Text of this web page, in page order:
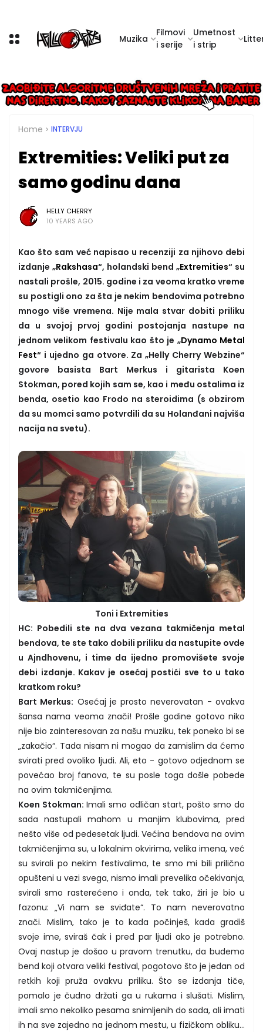
Muzika
Filmovi
i serije
Umetnost
i strip
Home INTERVJU
Extremities: Veliki put za
samo godinu dana
HELLY CHERRY
10 YEARS AGO
Kao što sam već napisao u recenziji za njihovo debi
izdanje „Rakshasa“, holandski bend „Extremities“ su
nastali prošle, 2015. godine i za veoma kratko vreme
su postigli ono za šta je nekim bendovima potrebno
mnogo više vremena. Nije mala stvar dobiti priliku
da u svojoj prvoj godini postojanja nastupe na
jednom velikom festivalu kao što je „Dynamo Metal
Fest“ i ujedno ga otvore. Za „Helly Cherry Webzine“
govore basista Bart Merkus i gitarista Koen
Stokman, pored kojih sam se, kao i među ostalima iz
benda, osetio kao Frodo na steroidima (s obzirom
da su momci samo potvrdili da su Holanđani najviša
nacija na svetu).
Toni i Extremities
HC: Pobedili ste na dva vezana takmičenja metal
bendova, te ste tako dobili priliku da nastupite ovde
u Ajndhovenu, i time da ijedno promovišete svoje
debi izdanje. Kakav je osećaj postići sve to u tako
kratkom roku?
Bart Merkus: Osećaj je prosto neverovatan - ovakva
šansa nama veoma znači! Prošle godine gotovo niko
nije bio zainteresovan za našu muziku, tek poneko bi se
„zakačio“. Tada nisam ni mogao da zamislim da ćemo
svirati pred ovoliko ljudi. Ali, eto - gotovo odjednom se
povećao broj fanova, te su posle toga došle pobede
na ovim takmičenjima.
Koen Stokman: Imali smo odličan start, pošto smo do
sada nastupali mahom u manjim klubovima, pred
nešto više od pedesetak ljudi. Većina bendova na ovim
takmičenjima su, u lokalnim okvirima, velika imena, već
su svirali po nekim festivalima, te smo mi bili prilično
opušteni u vezi svega, nismo imali prevelika očekivanja,
svirali smo rasterećeno i onda, tek tako, žiri je bio u
fazonu: „Vi nam se sviđate“. To nam neverovatno
znači. Mislim, tako je to kada počinješ, kada gradiš
svoje ime, sviraš čak i pred par ljudi ako je potrebno.
Ovaj nastup je došao u pravom trenutku, da budemo
bend koji otvara veliki festival, pogotovo što je jedan od
retkih koji pruža ovakvu priliku. Što se izdanja tiče,
pomalo je čudno držati ga u rukama i slušati. Mislim,
imali smo nekoliko pesama snimljenih do sada, ali imati
ih na sve zajedno na jednom mestu, u fizičkom obliku...